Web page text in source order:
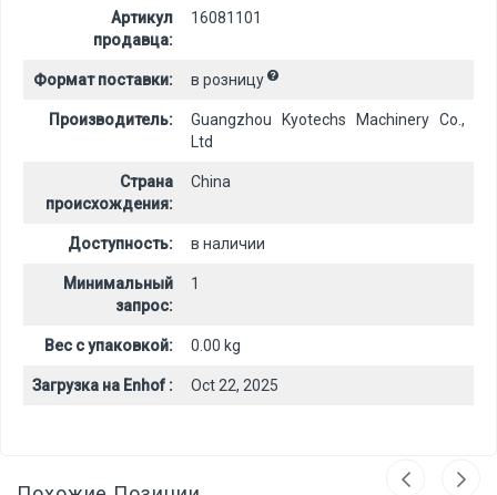
Артикул
продавца:
16081101
Формат поставки: в розницу
Производитель:
Guangzhou Kyotechs Machinery Co.,
Ltd
Страна
происхождения:
China
Доступность: в наличии
Минимальный
запрос:
1
Вес с упаковкой: 0.00 kg
Загрузка на Enhof : Oct 22, 2025